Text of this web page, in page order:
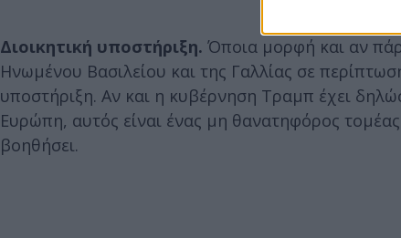
Διοικητική υποστήριξη. Όποια μορφή και αν
Ηνωμένου Βασιλείου και της Γαλλίας σε
υποστήριξη. Αν και η κυβέρνηση Τραμπ έχει
Ευρώπη, αυτός είναι ένας μη θανατηφόρος
βοηθήσει.